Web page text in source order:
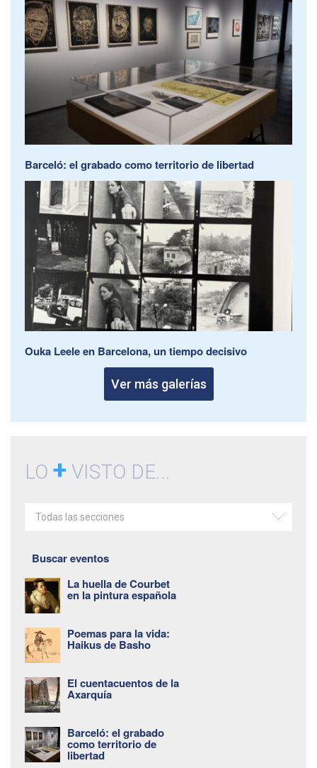
Barceló: el grabado como territorio de libertad
Ouka Leele en Barcelona, un tiempo decisivo
Ver más galerías
LO + VISTO DE...
Todas las secciones
Buscar eventos
La huella de Courbet
en la pintura española
Poemas para la vida:
Haikus de Basho
El cuentacuentos de la
Axarquía
Barceló: el grabado
como territorio de
libertad